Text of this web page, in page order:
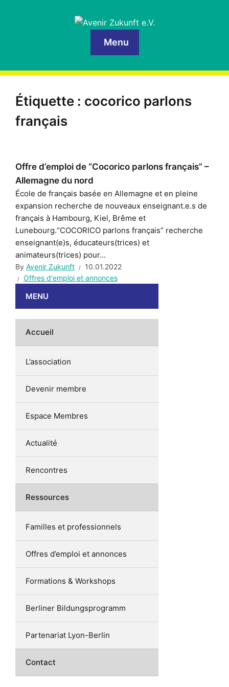
Menu
Étiquette : cocorico parlons
français
Offre d’emploi de “Cocorico parlons français” –
Allemagne du nord
École de français basée en Allemagne et en pleine
expansion recherche de nouveaux enseignant.e.s de
français à Hambourg, Kiel, Brême et
Lunebourg.“COCORICO parlons français” recherche
enseignant(e)s, éducateurs(trices) et
animateurs(trices) pour...
By Avenir Zukunft
10.01.2022
Offres d'emploi et annonces
MENU
Accueil
L’association
Devenir membre
Espace Membres
Actualité
Rencontres
Ressources
Familles et professionnels
Offres d’emploi et annonces
Formations & Workshops
Berliner Bildungsprogramm
Partenariat Lyon-Berlin
Contact